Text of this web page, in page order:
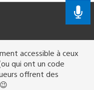
accessible à ceux
qui ont un code
offrent des